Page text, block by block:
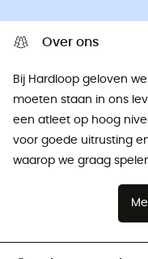
Over ons
Bij Hardloop geloven
moeten staan ​​in ons
een atleet op hoog
voor goede uitrusting
waarop we graag